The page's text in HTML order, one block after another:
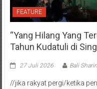
FEATURE
“Yang Hilang Yang
Tahun Kudatuli di
27 Juli 2026 Bali
//jika rakyat pergi/ketika